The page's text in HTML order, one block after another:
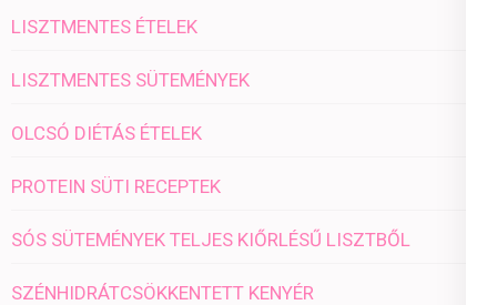
LISZTMENTES ÉTELEK
LISZTMENTES SÜTEMÉNYEK
OLCSÓ DIÉTÁS ÉTELEK
PROTEIN SÜTI RECEPTEK
SÓS SÜTEMÉNYEK TELJES KIŐRLÉSŰ LISZTBŐL
SZÉNHIDRÁTCSÖKKENTETT KENYÉR